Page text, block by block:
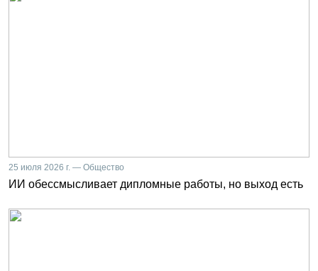
25 июля 2026 г. — Общество
ИИ обессмысливает дипломные работы, но выход есть